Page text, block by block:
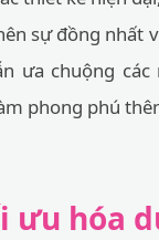
sự đồng nhất
ưa chuộng
phong phú
ưu hóa